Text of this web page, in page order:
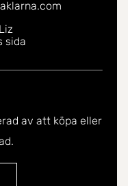
sida
av att köpa eller